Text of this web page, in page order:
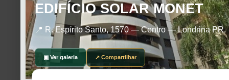
EDIFÍCIO SOLAR MONET
📍 R. Espírito Santo, 1570 — Centro — Londrina PR.
▣ Ver galeria ↗ Compartilhar